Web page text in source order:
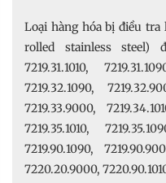
Loại hàng hóa bị điều
rolled stainless steel)
7219.31.1010,
7219.32.1090,
7219.33.9000,
7219.35.1010,
7219.90.1090,
7220.20.9000,